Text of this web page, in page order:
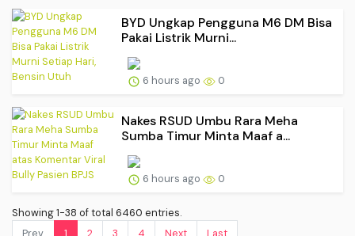
BYD Ungkap Pengguna M6 DM Bisa
Pakai Listrik Murni...
6 hours ago 0
Nakes RSUD Umbu Rara Meha
Sumba Timur Minta Maaf a...
6 hours ago 0
Showing 1-38 of total 6460 entries.